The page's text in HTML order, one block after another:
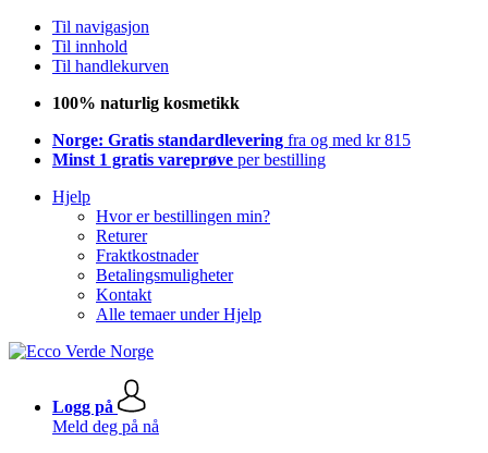
Til navigasjon
Til innhold
Til handlekurven
100% naturlig kosmetikk
Norge: Gratis standardlevering fra og med kr 815
Minst 1 gratis vareprøve per bestilling
Hjelp
Hvor er bestillingen min?
Returer
Fraktkostnader
Betalingsmuligheter
Kontakt
Alle temaer under Hjelp
Logg på
Meld deg på nå